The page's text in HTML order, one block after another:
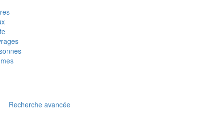
Recherche avancée